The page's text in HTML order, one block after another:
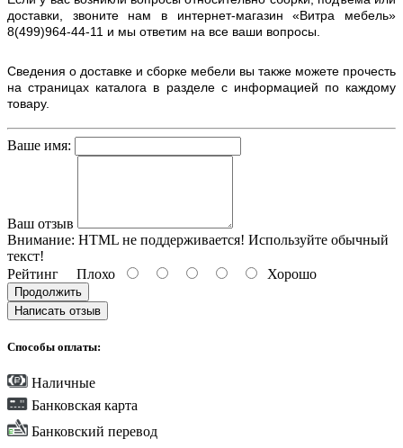
доставки, звоните нам в интернет-магазин «Витра мебель»
8(499)964-44-11 и мы ответим на все ваши вопросы.
Сведения о доставке и сборке мебели вы также можете прочесть
на страницах каталога в разделе с информацией по каждому
товару.
Ваше имя:
Ваш отзыв
Внимание: HTML не поддерживается! Используйте обычный
текст!
Рейтинг Плохо Хорошо
Продолжить
Написать отзыв
Способы оплаты:
Наличные
Банковская карта
Банковский перевод